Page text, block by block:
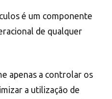
é um componente
de qualquer
apenas a controlar os
a utilização de